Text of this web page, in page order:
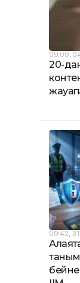
09:09,
20-
09:42,